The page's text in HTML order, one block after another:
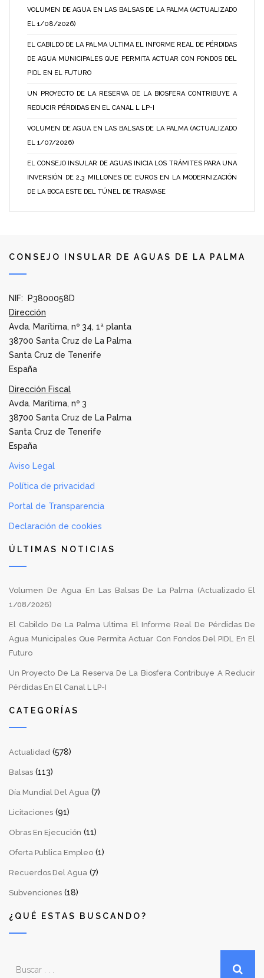
VOLUMEN DE AGUA EN LAS BALSAS DE LA PALMA (ACTUALIZADO
EL 1/08/2026)
EL CABILDO DE LA PALMA ULTIMA EL INFORME REAL DE PÉRDIDAS
DE AGUA MUNICIPALES QUE PERMITA ACTUAR CON FONDOS DEL
PIDL EN EL FUTURO
UN PROYECTO DE LA RESERVA DE LA BIOSFERA CONTRIBUYE A
REDUCIR PÉRDIDAS EN EL CANAL L LP-I
VOLUMEN DE AGUA EN LAS BALSAS DE LA PALMA (ACTUALIZADO
EL 1/07/2026)
EL CONSEJO INSULAR DE AGUAS INICIA LOS TRÁMITES PARA UNA
INVERSIÓN DE 2,3 MILLONES DE EUROS EN LA MODERNIZACIÓN
DE LA BOCA ESTE DEL TÚNEL DE TRASVASE
CONSEJO INSULAR DE AGUAS DE LA PALMA
NIF: P3800058D
Dirección
Avda. Marítima, nº 34, 1ª planta
38700 Santa Cruz de La Palma
Santa Cruz de Tenerife
España
Dirección Fiscal
Avda. Marítima, nº 3
38700 Santa Cruz de La Palma
Santa Cruz de Tenerife
España
Aviso Legal
Política de privacidad
Portal de Transparencia
Declaración de cookies
ÚLTIMAS NOTICIAS
Volumen De Agua En Las Balsas De La Palma (Actualizado El
1/08/2026)
El Cabildo De La Palma Ultima El Informe Real De Pérdidas De
Agua Municipales Que Permita Actuar Con Fondos Del PIDL En El
Futuro
Un Proyecto De La Reserva De La Biosfera Contribuye A Reducir
Pérdidas En El Canal L LP-I
CATEGORÍAS
Actualidad (578)
Balsas (113)
Día Mundial Del Agua (7)
Licitaciones (91)
Obras En Ejecución (11)
Oferta Publica Empleo (1)
Recuerdos Del Agua (7)
Subvenciones (18)
¿QUÉ ESTAS BUSCANDO?